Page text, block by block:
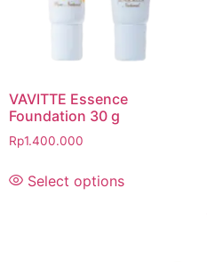
VAVITTE Essence
Foundation 30 g
Rp1.400.000
Select options